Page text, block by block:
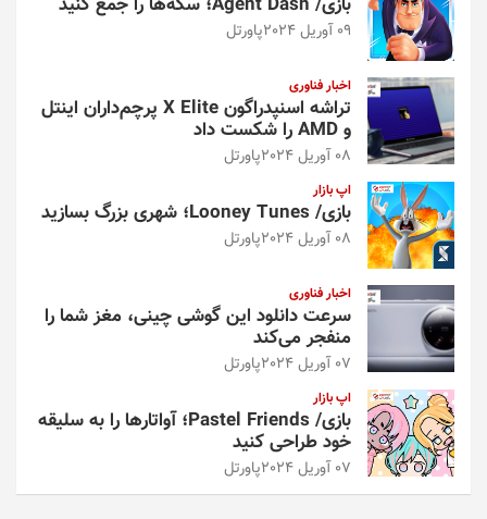
09 آوریل 2024 پاورتل
اخبار فناوری
تراشه اسنپدراگون X Elite پرچم‌داران اینتل
و AMD را شکست داد
08 آوریل 2024 پاورتل
اپ بازار
بازی/ Looney Tunes؛ شهری بزرگ بسازید
08 آوریل 2024 پاورتل
اخبار فناوری
سرعت دانلود این گوشی چینی، مغز شما را
منفجر می‌کند
07 آوریل 2024 پاورتل
اپ بازار
بازی/ Pastel Friends؛ آواتارها را به سلیقه
خود طراحی کنید
07 آوریل 2024 پاورتل